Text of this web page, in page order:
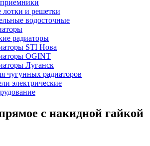
и решетки
водосточные
радиаторы
STI Нова
OGINT
Луганск
чугунных радиаторов
электрические
с накидной гайкой